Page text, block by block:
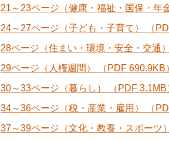
21～23ページ（健康・福祉・国保・年
24～27ページ（子ども・子育て） （
28ページ（住まい・環境・安全・交通
29ページ（人権週間） （PDF 690.9KB
30～33ページ（暮らし） （PDF 3.1MB
34～36ページ（税・産業・雇用） （
37～39ページ（文化・教養・スポーツ